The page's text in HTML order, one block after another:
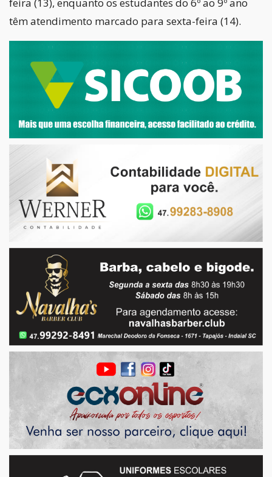
feira (13), enquanto os estudantes do 6º ao 9º ano
têm atendimento marcado para sexta-feira (14).